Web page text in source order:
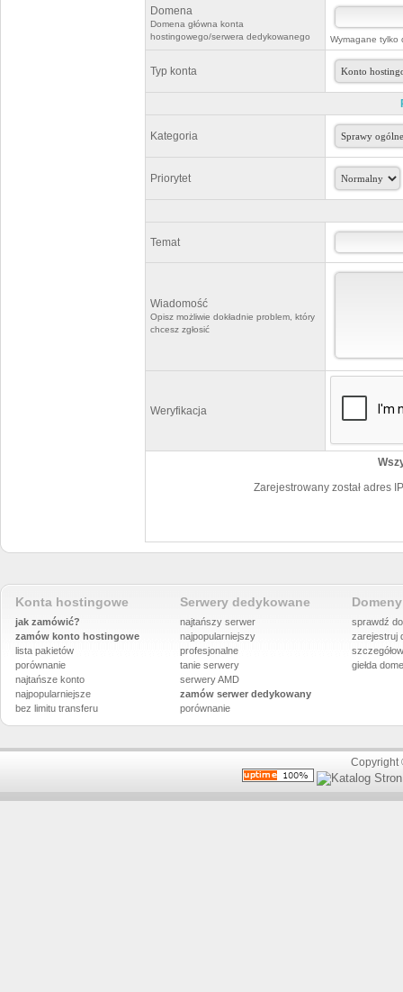
Domena
Domena główna konta
hostingowego/serwera dedykowanego
Wymagane tylko
Typ konta
Kategoria
Priorytet
Temat
Wiadomość
Opisz możliwie dokładnie problem, który
chcesz zgłosić
Weryfikacja
Zarejestrowany został adres
Konta hostingowe
jak zamówić?
zamów konto hostingowe
lista pakietów
porównanie
najtańsze konto
najpopularniejsze
bez limitu transferu
Serwery dedykowane
najtańszy serwer
najpopularniejszy
profesjonalne
tanie serwery
serwery AMD
zamów serwer dedykowany
porównanie
sprawdź
zarejestruj
giełda
Copyright